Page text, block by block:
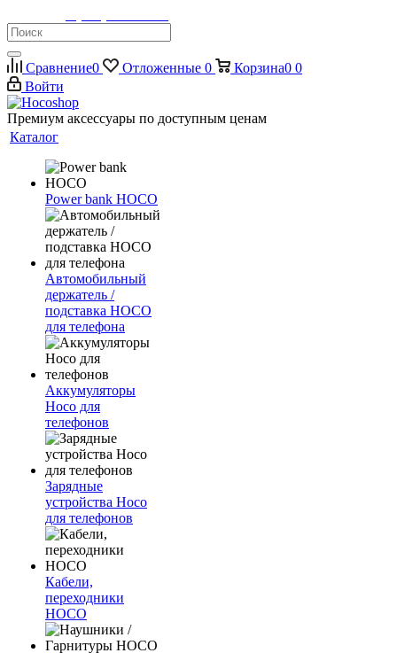
Сравнение0 Отложенные 0 Корзина0 0
Войти
Премиум аксессуары по доступным ценам
Каталог
Power bank HOCO
Автомобильный
держатель /
подставка HOCO
для телефона
Аккумуляторы
Hoco для
телефонов
Зарядные
устройства Hoco
для телефонов
Кабели,
переходники
HOCO